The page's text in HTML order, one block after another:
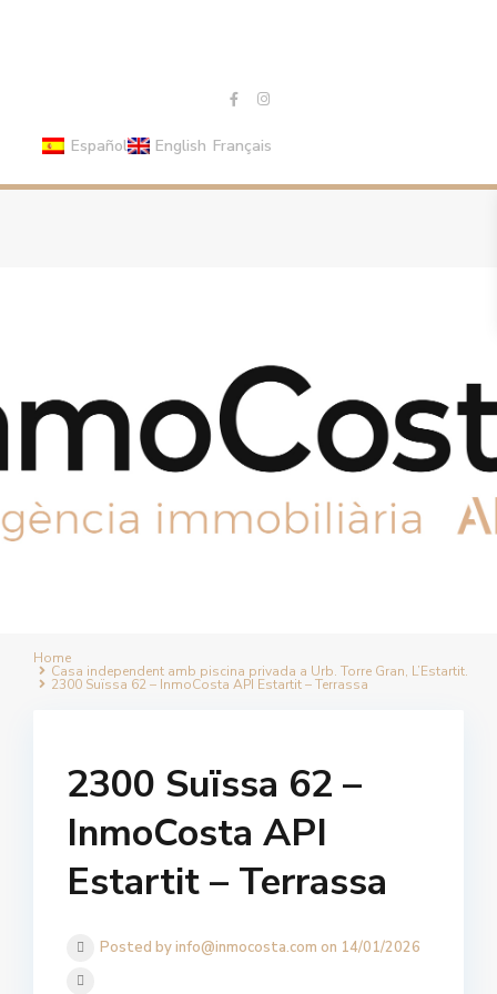
Español English Français
Home
Casa independent amb piscina privada a Urb. Torre Gran, L’Estartit.
2300 Suïssa 62 – InmoCosta API Estartit – Terrassa
2300 Suïssa 62 –
InmoCosta API
Estartit – Terrassa
Posted by info@inmocosta.com on 14/01/2026